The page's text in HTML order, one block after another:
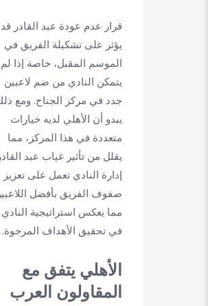
قرار عدم عودة عبد القادر قد
يؤثر على تشكيلة الفريق في
الموسم المقبل، خاصة إذا لم
يتمكن النادي من ضم لاعبين
جدد في مركز الجناح. ومع
يبدو أن الأهلي لديه خيارات
متعددة في هذا المركز، مما
يقلل من تأثير غياب عبد
إدارة النادي تعمل على تعزيز
صفوف الفريق بأفضل
مما يعكس استراتيجية النادي
في تحقيق الأهداف المرجوة.
الأهلي يتفق مع
المقاولون العرب